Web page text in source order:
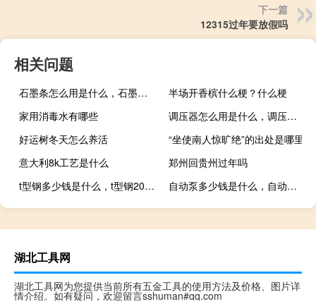
下一篇
12315过年要放假吗
相关问题
石墨条怎么用是什么，石墨条怎么用2021价格和图文详情
半场开香槟什么梗？什么梗
家用消毒水有哪些
调压器怎么用是什么，调压器怎么用2021价格和图文详情
好运树冬天怎么养活
“坐使南人惊旷绝”的出处是哪里
意大利8k工艺是什么
郑州回贵州过年吗
t型钢多少钱是什么，t型钢2021价格和图文详情
自动泵多少钱是什么，自动泵2021价格和图文详情
湖北工具网
湖北工具网为您提供当前所有五金工具的使用方法及价格、图片详
情介绍。如有疑问，欢迎留言sshuman#qq.com